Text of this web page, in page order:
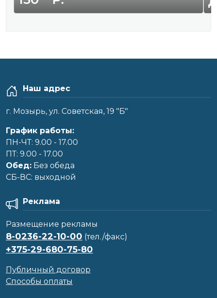
Наш адрес
г. Мозырь, ул. Советская, 19 "Б"
График работы:
ПН-ЧТ: 9.00 - 17.00
ПТ: 9.00 - 17.00
Обед: Без обеда
CБ-ВС: выходной
Реклама
Размещение рекламы
8-0236-22-10-00 (тел./факс)
+375-29-680-75-80
Публичный договор
Способы оплаты